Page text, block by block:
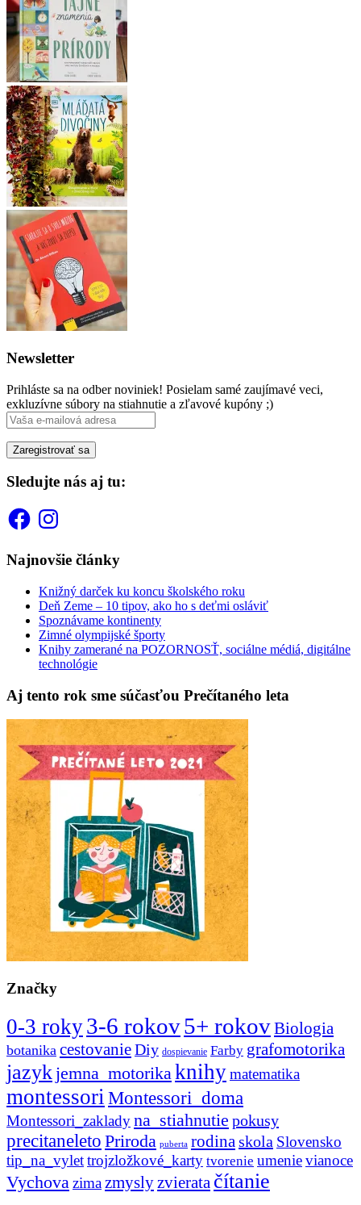
Newsletter
Prihláste sa na odber noviniek! Posielam samé zaujímavé veci,
exkluzívne súbory na stiahnutie a zľavové kupóny ;)
Sledujte nás aj tu:
FacebookInstagram
Najnovšie články
Knižný darček ku koncu školského roku
Deň Zeme – 10 tipov, ako ho s deťmi osláviť
Spoznávame kontinenty
Zimné olympijské športy
Knihy zamerané na POZORNOSŤ, sociálne médiá, digitálne
technológie
Aj tento rok sme súčasťou Prečítaného leta
Značky
0-3 roky3-6 rokov5+ rokovBiologia
botanika cestovanieDiy dospievanie Farby grafomotorika
jazykjemna_motorika knihymatematika
montessori Montessori_doma
Montessori_zakladyna_stiahnutie pokusy
precitaneleto Priroda puberta rodina skola Slovensko
tip_na_vylettrojzložkové_karty tvorenie umenievianoce
Vychova zima zmysly zvierata čítanie